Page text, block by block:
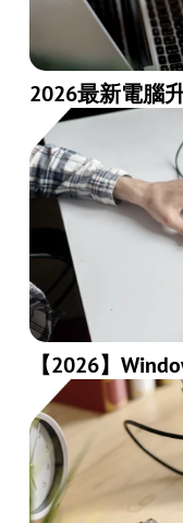
2026最新電腦
【2026】